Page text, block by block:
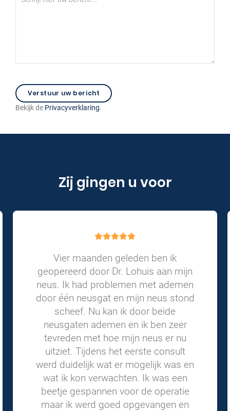
Bekijk de Privacyverklaring.
Zij gingen u voor
Vier maanden geleden ben ik
geopereerd door Dr. Lohuis aan mijn
neus. Ik had problemen met ademen
door één neusgat en mijn neus stond
scheef. Nu kan ik door beide
neusgaten ademen en ik ben zeer
tevreden met hoe mijn neus er nu
uitziet. Tijdens het eerste consult
werd duidelijk wat er mogelijk was en
wat ik kon verwachten. Ik was een
beetje gespannen voor de operatie
maar ik werd goed opgevangen en